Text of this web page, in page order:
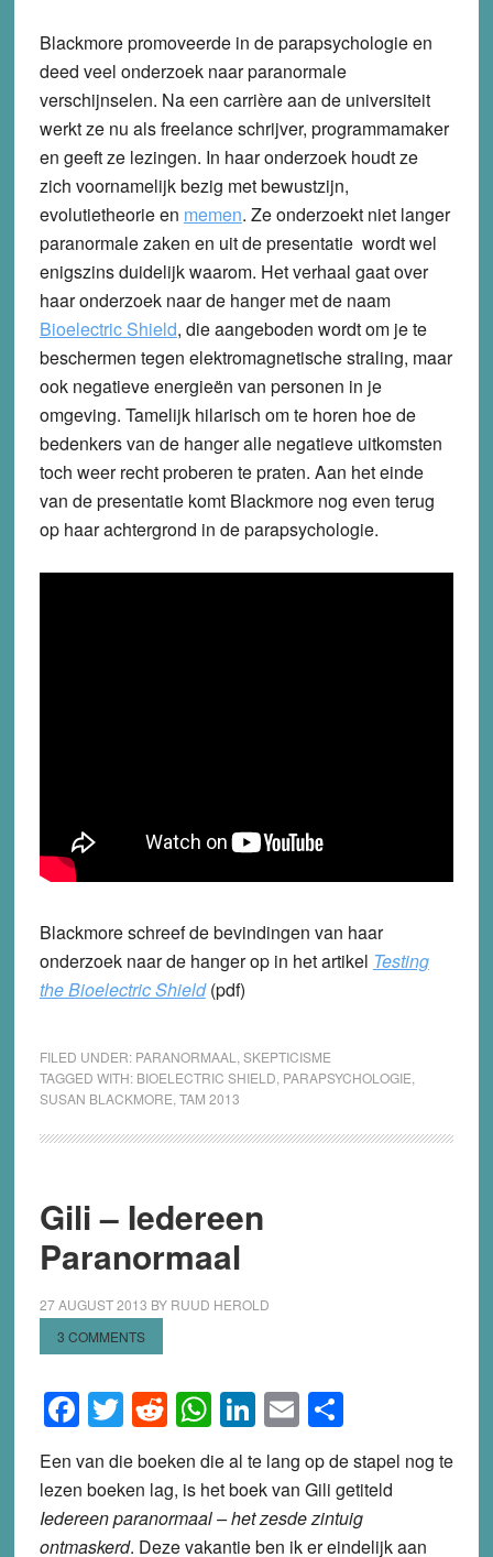
Blackmore promoveerde in de parapsychologie en
deed veel onderzoek naar paranormale
verschijnselen. Na een carrière aan de universiteit
werkt ze nu als freelance schrijver, programmamaker
en geeft ze lezingen. In haar onderzoek houdt ze
zich voornamelijk bezig met bewustzijn,
evolutietheorie en memen. Ze onderzoekt niet langer
paranormale zaken en uit de presentatie wordt wel
enigszins duidelijk waarom. Het verhaal gaat over
haar onderzoek naar de hanger met de naam
Bioelectric Shield, die aangeboden wordt om je te
beschermen tegen elektromagnetische straling, maar
ook negatieve energieën van personen in je
omgeving. Tamelijk hilarisch om te horen hoe de
bedenkers van de hanger alle negatieve uitkomsten
toch weer recht proberen te praten. Aan het einde
van de presentatie komt Blackmore nog even terug
op haar achtergrond in de parapsychologie.
Blackmore schreef de bevindingen van haar
onderzoek naar de hanger op in het artikel Testing
the Bioelectric Shield(pdf)
FILED UNDER: PARANORMAAL,SKEPTICISME
TAGGED WITH: BIOELECTRIC SHIELD, PARAPSYCHOLOGIE,
SUSAN BLACKMORE,TAM 2013
Gili – Iedereen
Paranormaal
27 AUGUST 2013 BY RUUD HEROLD
3 COMMENTS
Facebook
Twitter
Reddit
WhatsApp
LinkedIn
EmailShare
Een van die boeken die al te lang op de stapel nog te
lezen boeken lag, is het boek van Gili getiteld
Iedereen paranormaal – het zesde zintuig
ontmaskerd. Deze vakantie ben ik er eindelijk aan